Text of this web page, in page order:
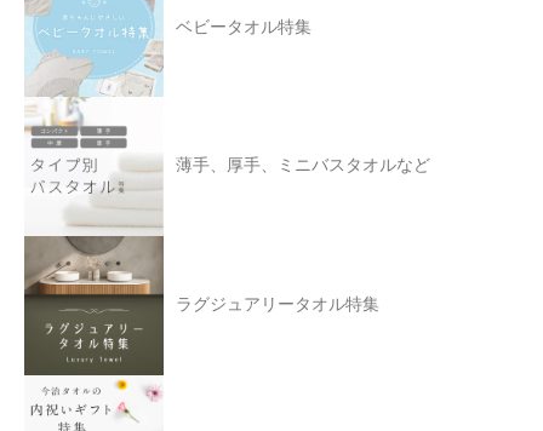
ベビータオル特集
薄手、厚手、ミニバスタオルなど
ラグジュアリータオル特集